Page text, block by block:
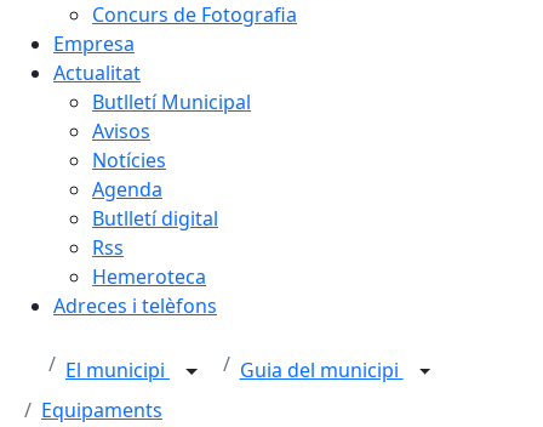
Concurs de Fotografia
Empresa
Actualitat
Butlletí Municipal
Avisos
Notícies
Agenda
Butlletí digital
Rss
Hemeroteca
Adreces i telèfons
El municipi
Guia del municipi
Equipaments